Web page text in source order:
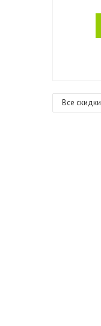
Все скидки